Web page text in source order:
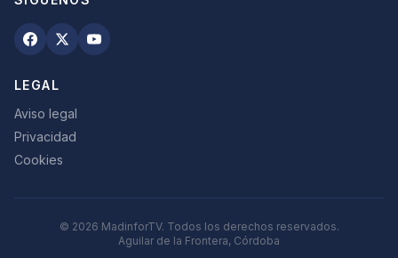
LEGAL
Aviso legal
Privacidad
Cookies
© 2026 MadinforTV. Todos los derechos reservados.
Aguilar de la Frontera, Córdoba